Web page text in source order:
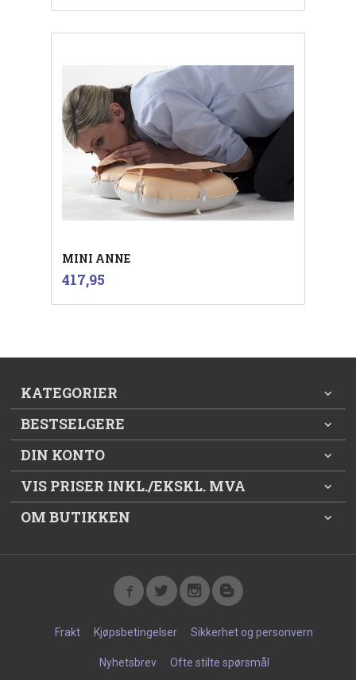
MINI ANNE
Pris
417,95inkl.
mva.
KATEGORIER
BESTSELGERE
DIN KONTO
VIS PRISER INKL./EKSKL. MVA
OM BUTIKKEN
Frakt Kjøpsbetingelser Sikkerhet og personvern
Nyhetsbrev Ofte stilte spørsmål